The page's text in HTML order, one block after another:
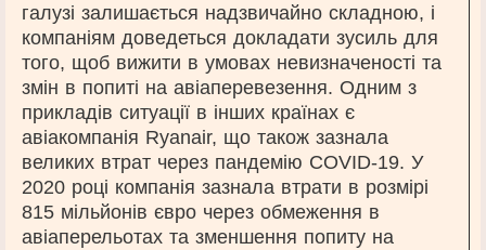
галузі залишається надзвичайно складною, і
компаніям доведеться докладати зусиль для
того, щоб вижити в умовах невизначеності та
змін в попиті на авіаперевезення. Одним з
прикладів ситуації в інших країнах є
авіакомпанія Ryanair, що також зазнала
великих втрат через пандемію COVID-19. У
2020 році компанія зазнала втрати в розмірі
815 мільйонів євро через обмеження в
авіаперельотах та зменшення попиту на